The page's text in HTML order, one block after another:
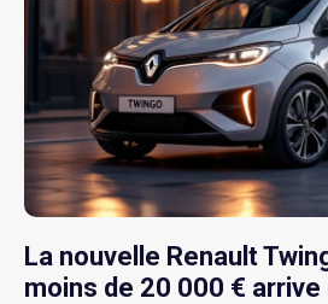
La nouvelle Renault
moins de 20 000 € arrive